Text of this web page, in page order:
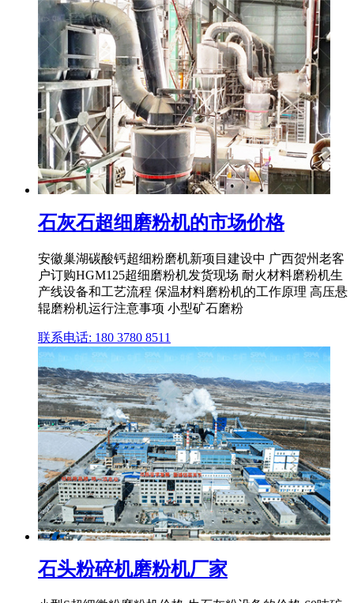
石灰石超细磨粉机的市场价格
安徽巢湖碳酸钙超细粉磨机新项目建设中 广西贺州老客
户订购HGM125超细磨粉机发货现场 耐火材料磨粉机生
产线设备和工艺流程 保温材料磨粉机的工作原理 高压悬
辊磨粉机运行注意事项 小型矿石磨粉
联系电话: 180 3780 8511
石头粉碎机磨粉机厂家